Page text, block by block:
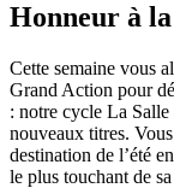
Honneur à
Cette semaine vous
Grand Action pour
: notre cycle La Salle
nouveaux titres.
destination de l’été
le plus touchant de